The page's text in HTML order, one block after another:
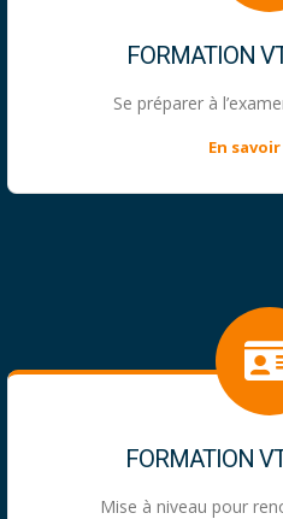
FORMATION
Se préparer à
En
FORMATION
Mise à niveau pour